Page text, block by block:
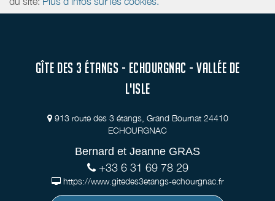
GÎTE DES 3 ÉTANGS - ECHOURGNAC - VALLÉE DE
L'ISLE
913 route des 3 étangs, Grand Bournat 24410
ECHOURGNAC
Bernard et Jeanne GRAS
+33 6 31 69 78 29
https://www.gitedes3etangs-echourgnac.fr